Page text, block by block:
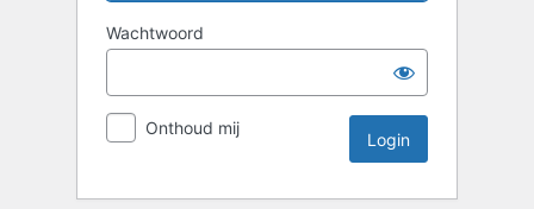
Wachtwoord
Onthoud mij